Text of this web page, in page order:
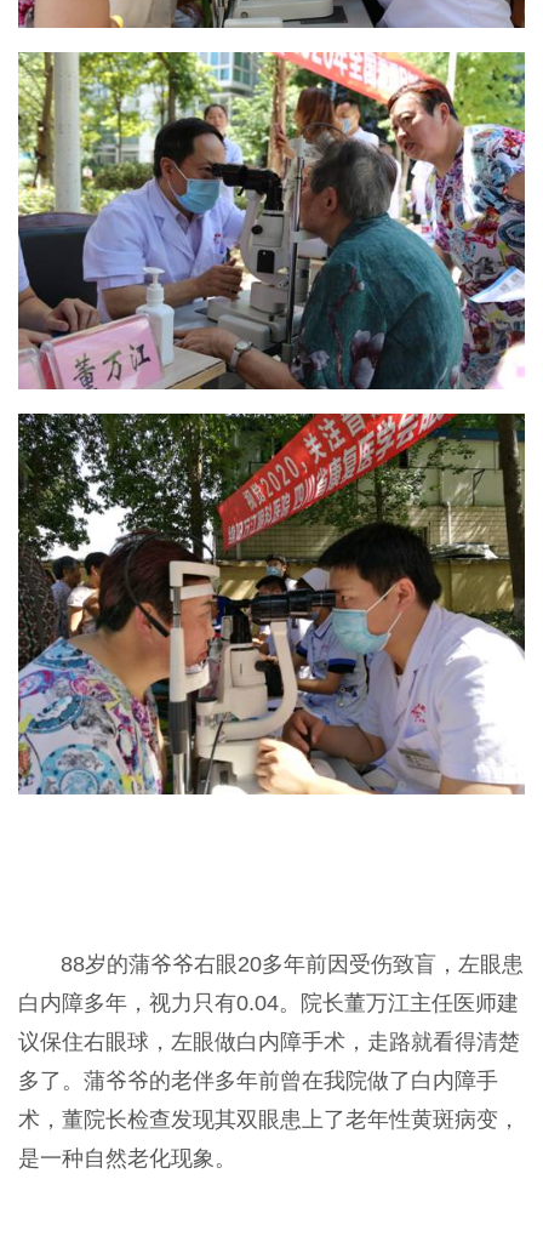
88岁的蒲爷爷右眼20多年前因受伤致盲，左眼患
白内障多年，视力只有0.04。院长董万江主任医师建
议保住右眼球，左眼做白内障手术，走路就看得清楚
多了。蒲爷爷的老伴多年前曾在我院做了白内障手
术，董院长检查发现其双眼患上了老年性黄斑病变，
是一种自然老化现象。